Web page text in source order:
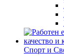
Спорт и